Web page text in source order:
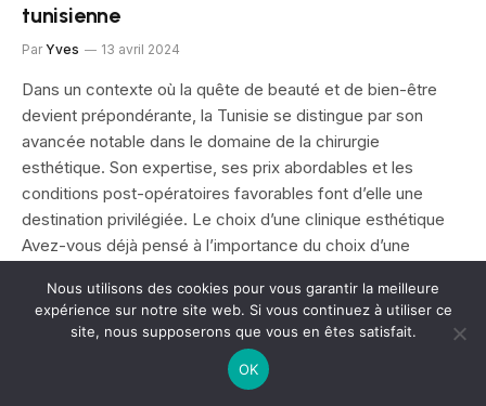
tunisienne
Par Yves 13 avril 2024
Dans un contexte où la quête de beauté et de bien-être
devient prépondérante, la Tunisie se distingue par son
avancée notable dans le domaine de la chirurgie
esthétique. Son expertise, ses prix abordables et les
conditions post-opératoires favorables font d’elle une
destination privilégiée. Le choix d’une clinique esthétique
Avez-vous déjà pensé à l’importance du choix d’une
C’est un élément déterminant. En Tunisie, les
établissements spécialisés dans ce domaine se distinguent
par une gamme de services de haute qualité et diversifiée.
Ils disposent des dernières technologies et d’un personnel
Nous utilisons des cookies pour vous garantir la meilleure
expérience sur notre site web. Si vous continuez à utiliser ce
site, nous supposerons que vous en êtes satisfait.
OK